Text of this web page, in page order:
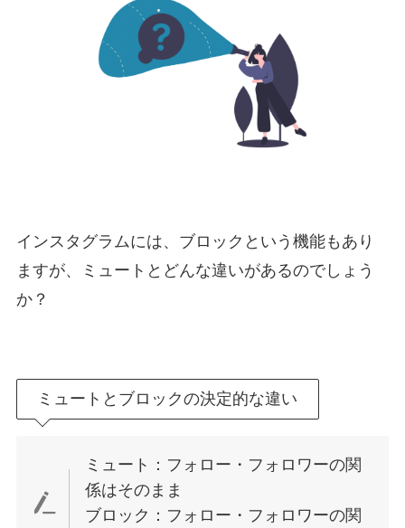
インスタグラムには、ブロックという機能もあり
ますが、ミュートとどんな違いがあるのでしょう
か？
ミュートとブロックの決定的な違い
ミュート：フォロー・フォロワーの関
係はそのまま
ブロック：フォロー・フォロワーの関